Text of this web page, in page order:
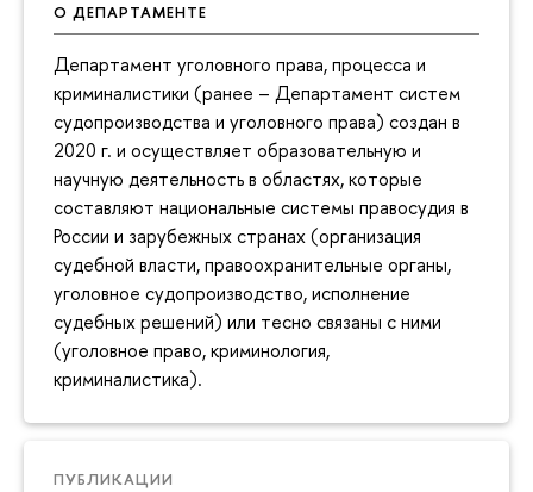
О ДЕПАРТАМЕНТЕ
Департамент уголовного права, процесса и
криминалистики (ранее – Департамент систем
судопроизводства и уголовного права) создан в
2020 г. и осуществляет образовательную и
научную деятельность в областях, которые
составляют национальные системы правосудия в
России и зарубежных странах (организация
судебной власти, правоохранительные органы,
уголовное судопроизводство, исполнение
судебных решений) или тесно связаны с ними
(уголовное право, криминология,
криминалистика).
ПУБЛИКАЦИИ